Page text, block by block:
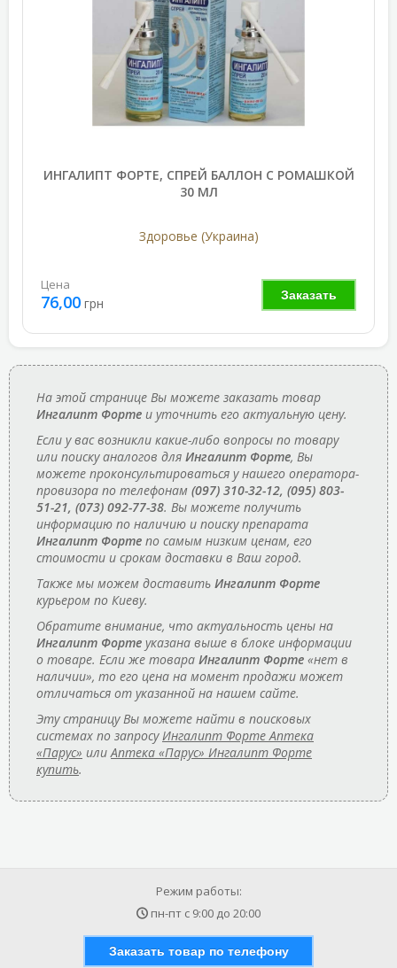
ИНГАЛИПТ ФОРТЕ, СПРЕЙ БАЛЛОН С РОМАШКОЙ
30 МЛ
Здоровье (Украина)
Заказать
Цена
76,00 грн
На этой странице Вы можете заказать товар
Ингалипт Форте и уточнить его актуальную цену.
Если у вас возникли какие-либо вопросы по товару
или поиску аналогов для Ингалипт Форте, Вы
можете проконсультироваться у нашего оператора-
провизора по телефонам (097) 310-32-12, (095) 803-
51-21, (073) 092-77-38. Вы можете получить
информацию по наличию и поиску препарата
Ингалипт Форте по самым низким ценам, его
стоимости и срокам доставки в Ваш город.
Также мы можем доставить Ингалипт Форте
курьером по Киеву.
Обратите внимание, что актуальность цены на
Ингалипт Форте указана выше в блоке информации
о товаре. Если же товара Ингалипт Форте «нет в
наличии», то его цена на момент продажи может
отличаться от указанной на нашем сайте.
Эту страницу Вы можете найти в поисковых
системах по запросуИнгалипт Форте Аптека
«Парус» илиАптека «Парус» Ингалипт Форте
купить.
Режим работы:
пн-пт с 9:00 до 20:00
Заказать товар по телефону